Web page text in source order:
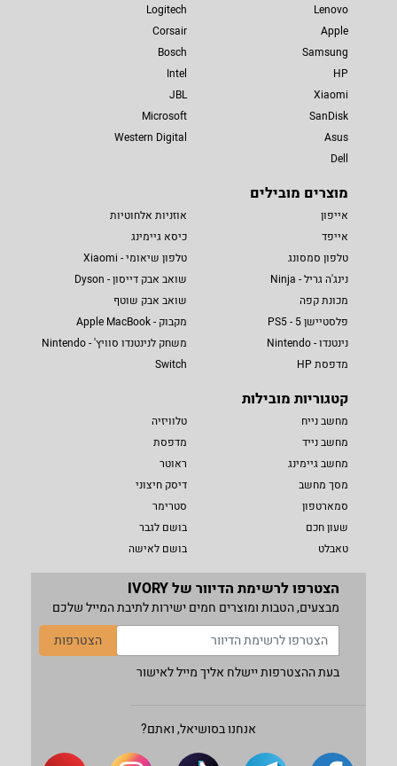
Lenovo
Apple
Samsung
HP
Xiaomi
SanDisk
Asus
Dell
Logitech
Corsair
Bosch
Intel
JBL
Microsoft
Western Digital
מוצרים מובילים
אייפון
אייפד
טלפון סמסונג
נינג'ה גריל - Ninja
מכונת קפה
פלסטיישן 5 - PS5
נינטנדו - Nintendo
מדפסת HP
אוזניות אלחוטיות
כיסא גיימינג
טלפון שיאומי - Xiaomi
שואב אבק דייסון - Dyson
שואב אבק שוטף
מקבוק - Apple MacBook
משחק לנינטנדו סוויץ' - Nintendo
Switch
קטגוריות מובילות
מחשב נייח
מחשב נייד
מחשב גיימינג
מסך מחשב
סמארטפון
שעון חכם
טאבלט
טלוויזיה
מדפסת
ראוטר
דיסק חיצוני
סטרימר
בושם לגבר
בושם לאישה
הצטרפו לרשימת הדיוור של IVORY
מבצעים, הטבות ומוצרים חמים ישירות לתיבת המייל שלכם
הצטרפות
בעת ההצטרפות יישלח אליך מייל לאישור
אנחנו בסושיאל, ואתם?